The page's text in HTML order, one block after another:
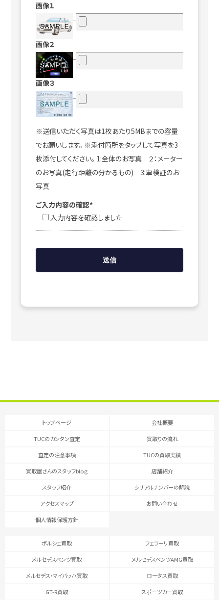
画像１
画像２
画像３
※送信いただく写真は1枚あたり5MBまでの容量
でお願いします。 ※添付箇所をタップして写真を3
枚添付してください。 1:全体のお写真 ２：メーター
のお写真(走行距離の分かるもの) 3:車検証のお
写真
ご入力内容の確認*
入力内容を確認しました
トップページ 会社概要
TUCのカンタン査定 買取りの流れ
査定の注意事項 TUCの買取実績
買取屋さんのスタッフblog 店舗紹介
スタッフ紹介 シリアルナンバーの解説
アクセスマップ お問い合わせ
個人情報保護方針
ポルシェ買取 フェラーリ買取
メルセデスベンツ買取 メルセデスベンツAMG買取
メルセデス・マイバッハ買取 ロータス買取
GT-R買取 スポーツカー買取